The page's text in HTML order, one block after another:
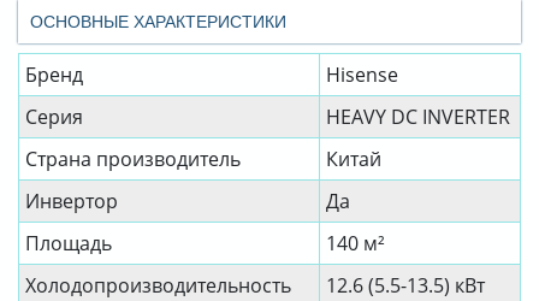
ОСНОВНЫЕ ХАРАКТЕРИСТИКИ
Бренд
Hisense
Серия
HEAVY DC INVERTER
Страна производитель
Китай
Инвертор
Да
Площадь
140 м²
Холодопроизводительность
12.6 (5.5-13.5) кВт